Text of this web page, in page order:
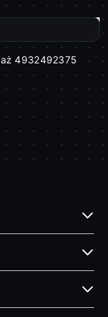
4932492375